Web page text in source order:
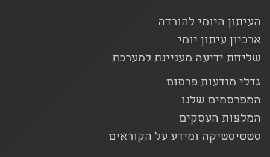
העיתון היומי להורדה
ארכיון עיתון יומי
שליחת ידיעה מעניינת למערכת
גדלי מודעות פרסום
המפרסמים שלנו
המלצות העסקים
סטטיסטיקה ומידע על הקוראים